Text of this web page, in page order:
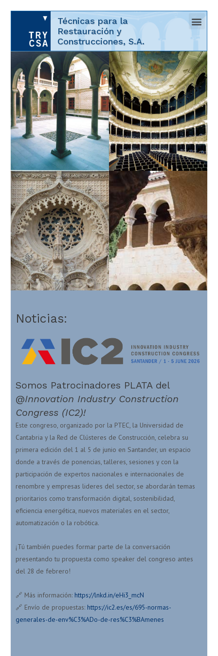
Técnicas para la
Restauración y
Construcciones, S.A.
Noticias:
Somos Patrocinadores PLATA del
@Innovation Industry Construction
Congress (IC2)!
Este congreso, organizado por la PTEC, la Universidad de
Cantabria y la Red de Clústeres de Construcción, celebra su
primera edición del 1 al 5 de junio en Santander, un espacio
donde a través de ponencias, talleres, sesiones y con la
participación de expertos nacionales e internacionales de
renombre y empresas lideres del sector, se abordarán temas
prioritarios como transformación digital, sostenibilidad,
eficiencia energética, nuevos materiales en el sector,
automatización o la robótica.
¡Tú también puedes formar parte de la conversación
presentando tu propuesta como speaker del congreso antes
del 28 de febrero!
🔗 Más información: https://lnkd.in/eHi3_mcN
🔗 Envío de propuestas: https://ic2.es/es/695-normas-
generales-de-env%C3%ADo-de-res%C3%BAmenes